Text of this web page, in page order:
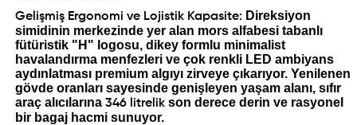
Gelişmiş Ergonomi ve Lojistik Kapasite: Direksiyon
simidinin merkezinde yer alan mors alfabesi tabanlı
fütüristik "H" logosu, dikey formlu minimalist
havalandırma menfezleri ve çok renkli LED ambiyans
aydınlatması premium algıyı zirveye çıkarıyor. Yenilenen
gövde oranları sayesinde genişleyen yaşam alanı, sıfır
araç alıcılarına346 litrelik son derece derin ve rasyonel
bir bagaj hacmi sunuyor.